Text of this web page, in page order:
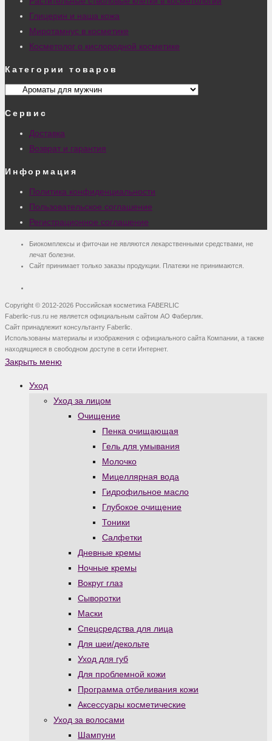
Глицерин и наша кожа
Миротамнус в косметике
Косметолог о кислородной косметике
Категории товаров
Сервис
Доставка
Возврат и гарантия
Информация
Политика конфиденциальности
Пользовательское соглашение
Регистрационное соглашение
Биокомплексы и фиточаи не являются лекарственными средствами, не
лечат болезни.
Сайт принимает только заказы продукции. Платежи не принимаются.
Copyright © 2012-2026 Российская косметика FABERLIC
Faberlic-rus.ru не является официальным сайтом АО Фаберлик.
Сайт принадлежит консультанту Faberlic.
Использованы материалы и изображения с официального сайта Компании, а также
находящиеся в свободном доступе в сети Интернет.
Закрыть меню
Уход
Уход за лицом
Очищение
Пенка очищающая
Гель для умывания
Молочко
Мицеллярная вода
Гидрофильное масло
Глубокое очищение
Тоники
Салфетки
Дневные кремы
Ночные кремы
Вокруг глаз
Сыворотки
Маски
Спецсредства для лица
Для шеи/декольте
Уход для губ
Для проблемной кожи
Программа отбеливания кожи
Аксессуары косметические
Уход за волосами
Шампуни